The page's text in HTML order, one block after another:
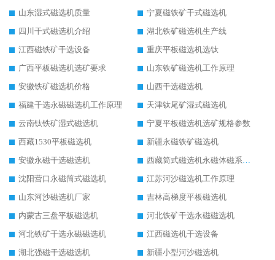
山东湿式磁选机质量
宁夏磁铁矿干式磁选机
四川干式磁选机介绍
湖北铁矿磁选机生产线
江西磁铁矿干选设备
重庆平板磁选机选钛
广西平板磁选机选矿要求
山东铁矿磁选机工作原理
安徽铁矿磁选机价格
山西干选磁选机
福建干选永磁磁选机工作原理
天津钛尾矿湿式磁选机
云南钛铁矿湿式磁选机
宁夏平板磁选机选矿规格参数
西藏1530平板磁选机
新疆永磁铁矿磁选机
安徽永磁干选磁选机
西藏筒式磁选机永磁体磁系设计
沈阳营口永磁筒式磁选机
江苏河沙磁选机工作原理
山东河沙磁选机厂家
吉林高梯度平板磁选机
内蒙古三盘平板磁选机
河北铁矿干选永磁磁选机
河北铁矿干选永磁磁选机
江西磁选机干选设备
湖北强磁干选磁选机
新疆小型河沙磁选机